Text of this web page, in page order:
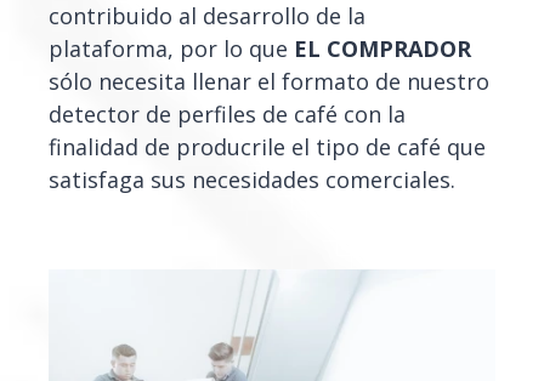
contribuido al desarrollo de la
plataforma, por lo que EL COMPRADOR
sólo necesita llenar el formato de nuestro
detector de perfiles de café con la
finalidad de producrile el tipo de café que
satisfaga sus necesidades comerciales.